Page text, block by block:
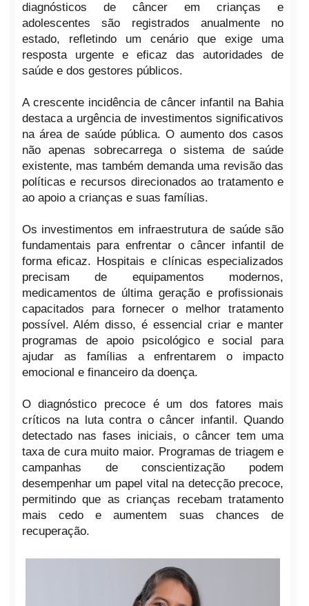
diagnósticos de câncer em crianças e
adolescentes são registrados anualmente no
estado, refletindo um cenário que exige uma
resposta urgente e eficaz das autoridades de
saúde e dos gestores públicos.
A crescente incidência de câncer infantil na Bahia
destaca a urgência de investimentos significativos
na área de saúde pública. O aumento dos casos
não apenas sobrecarrega o sistema de saúde
existente, mas também demanda uma revisão das
políticas e recursos direcionados ao tratamento e
ao apoio a crianças e suas famílias.
Os investimentos em infraestrutura de saúde são
fundamentais para enfrentar o câncer infantil de
forma eficaz. Hospitais e clínicas especializados
precisam de equipamentos modernos,
medicamentos de última geração e profissionais
capacitados para fornecer o melhor tratamento
possível. Além disso, é essencial criar e manter
programas de apoio psicológico e social para
ajudar as famílias a enfrentarem o impacto
emocional e financeiro da doença.
O diagnóstico precoce é um dos fatores mais
críticos na luta contra o câncer infantil. Quando
detectado nas fases iniciais, o câncer tem uma
taxa de cura muito maior. Programas de triagem e
campanhas de conscientização podem
desempenhar um papel vital na detecção precoce,
permitindo que as crianças recebam tratamento
mais cedo e aumentem suas chances de
recuperação.